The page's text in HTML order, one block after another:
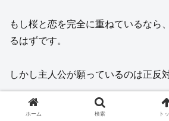
もし桜と恋を完全に重ねているなら
るはずです。
しかし主人公が願っているのは正反対
花は終わっても、恋は終わらないで
ホーム 検索 ト